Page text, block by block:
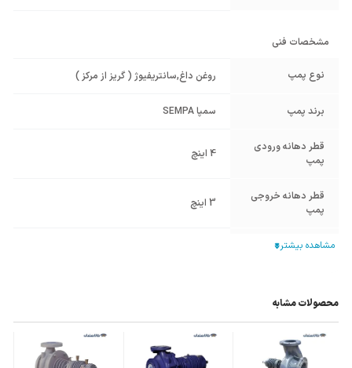
مشخصات فنی
نوع پمپ روغن داغ,سانتریفیوژ ( گریز از مرکز )
برند پمپ سمپا SEMPA
قطر دهانه ورودی
پمپ
4 اینچ
قطر دهانه خروجی
پمپ
3 اینچ
جنس پوسته
محصولات مشابه